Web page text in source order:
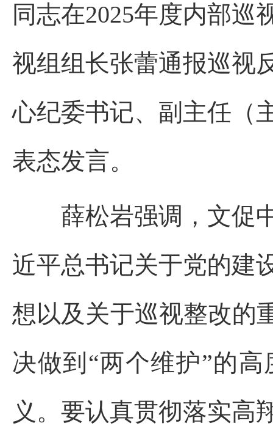
同志在2025年度内部巡
视组组长张蕾通报巡视
心纪委书记、副主任（
表态发言。
薛松岩强调，文促
近平总书记关于党的建
想以及关于巡视整改的
决做到“两个维护”的
义。要认真贯彻落实高